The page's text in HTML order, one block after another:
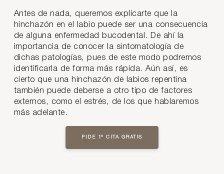
Antes de nada, queremos explicarte que la
hinchazón en el labio puede ser una consecuencia
de alguna enfermedad bucodental. De ahí la
importancia de conocer la sintomatología de
dichas patologías, pues de este modo podremos
identificarla de forma más rápida. Aún así, es
cierto que una hinchazón de labios repentina
también puede deberse a otro tipo de factores
externos, como el estrés, de los que hablaremos
más adelante.
PIDE 1º CITA GRATIS